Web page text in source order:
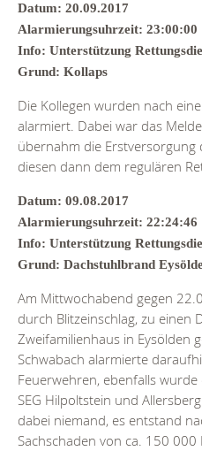
Datum: 20.09.2017
Alarmierungsuhrzeit: 23:00:00
Info: Unterstützung
Grund: Kollaps
Die Kollegen wurden nach
alarmiert. Dabei war das
übernahm die
diesen dann dem regulären
Datum: 09.08.2017
Alarmierungsuhrzeit: 22:24:46
Info: Unterstützung
Grund: Dachstuhlbrand
Am Mittwochabend gegen
durch Blitzeinschlag, zu einen
Zweifamilienhaus in Eysölden
Schwabach alarmierte
Feuerwehren, ebenfalls
SEG Hilpoltstein und
dabei niemand, es entstand
Sachschaden von ca. 150 000